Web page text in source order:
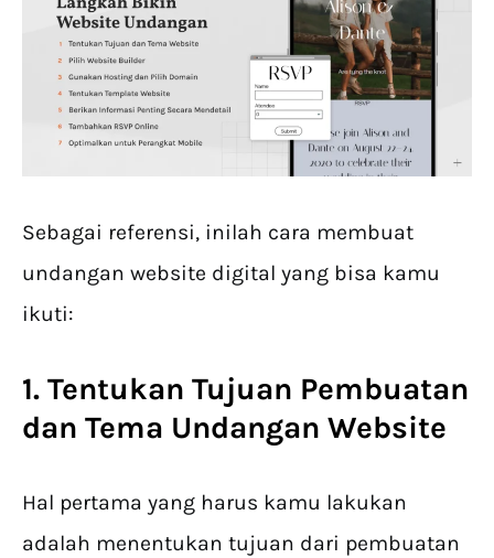
Sebagai referensi, inilah cara membuat
undangan website digital yang bisa kamu
ikuti:
1. Tentukan Tujuan Pembuatan
dan Tema Undangan Website
Hal pertama yang harus kamu lakukan
adalah menentukan tujuan dari pembuatan